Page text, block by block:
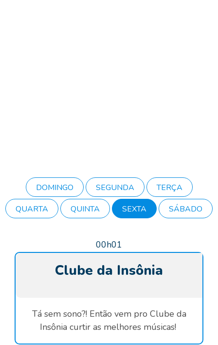
DOMINGO SEGUNDA
TERÇA
QUARTA
QUINTA SEXTA SÁBADO
00h01
Clube da Insônia
Tá sem sono?! Então vem pro Clube da
Insônia curtir as melhores músicas!